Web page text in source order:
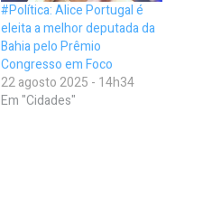
#Política: Alice Portugal é
eleita a melhor deputada da
Bahia pelo Prêmio
Congresso em Foco
22 agosto 2025 - 14h34
Em "Cidades"